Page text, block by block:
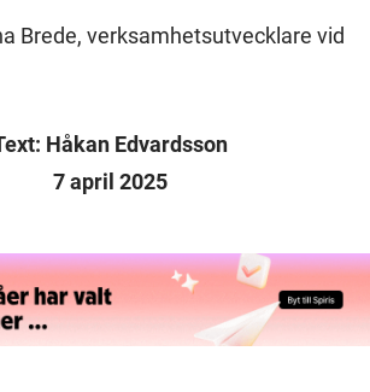
Brede, verksamhetsutvecklare vid
Håkan Edvardsson
7 april 2025